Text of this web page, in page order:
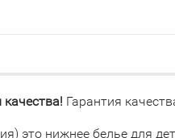
качества! Гарантия
это нижнее белье для